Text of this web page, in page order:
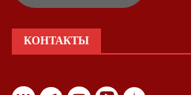
КОНТАКТЫ